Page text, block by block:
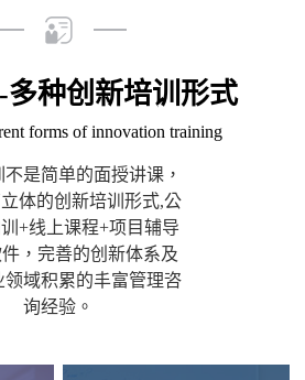
种创新培训形式
forms of innovation training
是简单的面授讲课，
体的创新培训形式,公
+线上课程+项目辅导
，完善的创新体系及
领域积累的丰富管理咨
询经验。